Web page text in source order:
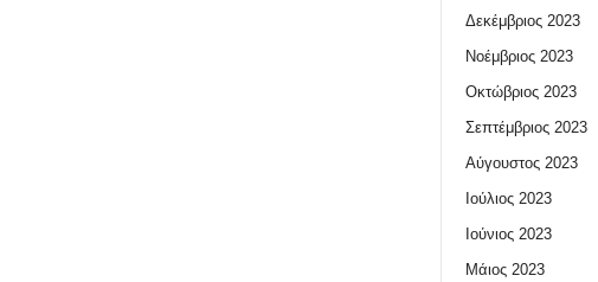
Δεκέμβριος 2023
Νοέμβριος 2023
Οκτώβριος 2023
Σεπτέμβριος 2023
Αύγουστος 2023
Ιούλιος 2023
Ιούνιος 2023
Μάιος 2023